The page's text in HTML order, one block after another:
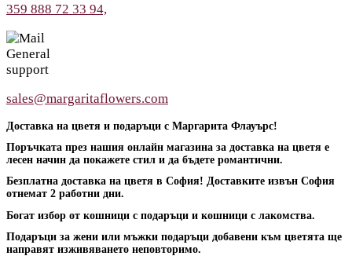
359 888 72 33 94,
General
support
sales@margaritaflowers.com
Доставка на цветя и подаръци с Маргарита Флауърс!
Поръчката през нашия онлайн магазина за доставка на цветя е
лесен начин да покажете стил и да бъдете романтични.
Безплатна доставка на цветя в София! Доставките извън София
отнемат 2 работни дни.
Богат избор от кошници с подаръци и кошници с лакомства.
Подаръци за жени или мъжки подаръци добавени към цветята ще
направят изживяването неповторимо.